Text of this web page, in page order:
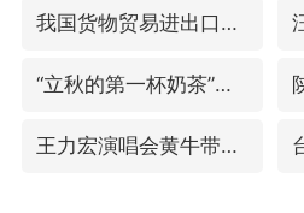
我国货物贸易进出口超30万亿元
“立秋的第一杯奶茶”又爆单了
王力宏演唱会黄牛带观众藏匿被查获